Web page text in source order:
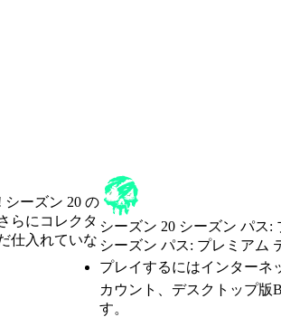
シーズン 20 シーズン パス:
シーズン パス: プレミアム
価格
Available actions
プレイするにはインターネ
カウント、デスクトップ版
す。
シーズン 20 の
らにコレクタ
仕入れていな